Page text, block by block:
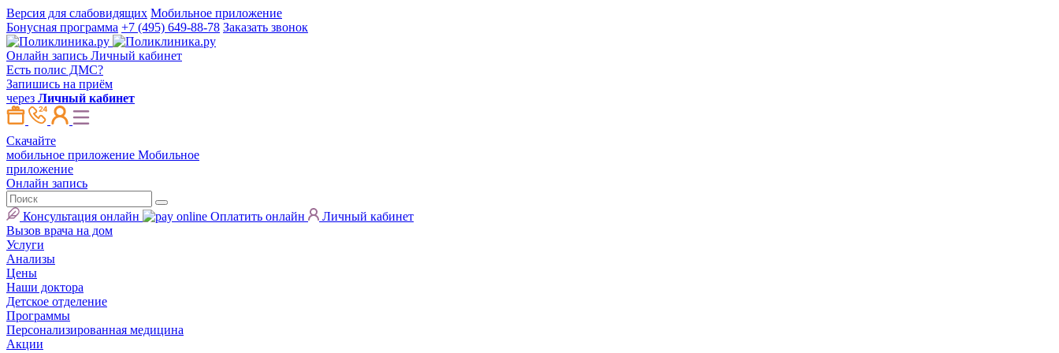
Версия для слабовидящих Мобильное приложение
Бонусная программа +7 (495) 649-88-78 Заказать звонок
Онлайн запись Личный кабинет
Есть полис ДМС?
Запишись на приём
через Личный кабинет
Скачайте
мобильное приложение Мобильное
приложение
Онлайн запись
Консультация онлайн Оплатить онлайн
Личный кабинет
Вызов врача на дом
Услуги
Анализы
Цены
Наши доктора
Детское отделение
Программы
Персонализированная медицина
Акции